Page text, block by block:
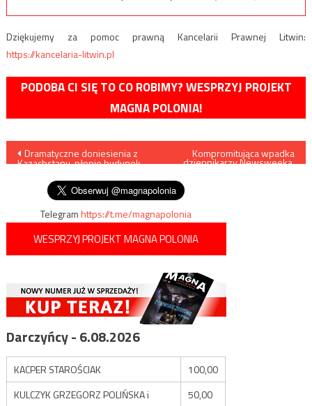
Dziękujemy za pomoc prawną Kancelarii Prawnej Litwin:
https://kancelaria-litwin.pl
PODOBA CI SIĘ TO CO ROBIMY? WESPRZYJ PROJEKT
MAGNA POLONIA!
Nawigacja
wpisu
Dramatyczne doniesienia z
Kazachstanu, płonie budynek
Kompromitująca wpadka
dziennikarzy Newsweeka,
Telegramhttps://t.me/magnapolonia
WESPRZYJ PROJEKT MAGNA POLONIA
Darczyńcy - 6.08.2026
KACPER STAROŚCIAK
100,00
KULCZYK GRZEGORZ POLIŃSKA i
50,00